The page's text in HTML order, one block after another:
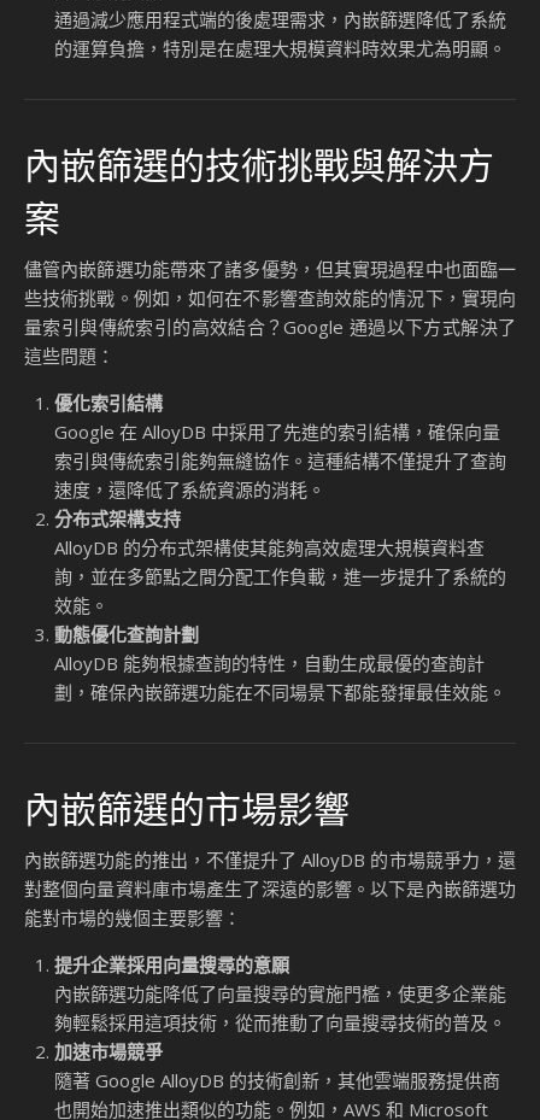
資料的企業環境中。以下是幾個典型的應用場景：
電子商務中的個性化推薦
「運動鞋」時，系統可以根據用戶的性別、年齡和地區等
元資料，篩選出適合的商品，並按相似度排序。
醫療影像分析
在醫療領域，內嵌篩選可以幫助醫生快速檢索與患者病情
相似的病例。例如，醫療機構可以通過向量搜尋技術分析
X 光片，並利用內嵌篩選功能篩選出特定病症的影像，從
而輔助診斷。
內容管理與搜尋
關的影像或影片。例如，當編輯需要搜尋與「環保」相關
的素材時，內嵌篩選可以根據標籤和描述篩選出符合條件
的內容，並按相似度排序。
技術優勢與效能提升
內嵌篩選功能的最大優勢在於其效能的顯著提升。根據
Google 的官方部落格，這項技術能夠自動結合向量索引與元
資料欄位的傳統索引，實現更佳的查詢效能。以下是內嵌篩選
傳統的向量搜尋需要在應用程式端進行後處理，而內嵌篩
選則將篩選操作直接整合到資料庫查詢中，減少了數據傳
輸和處理的時間。
準確性更高
內嵌篩選能夠在查詢過程中同時考慮向量相似度和元資料
降低系統負擔
通過減少應用程式端的後處理需求，內嵌篩選降低了系統
的運算負擔，特別是在處理大規模資料時效果尤為明顯。